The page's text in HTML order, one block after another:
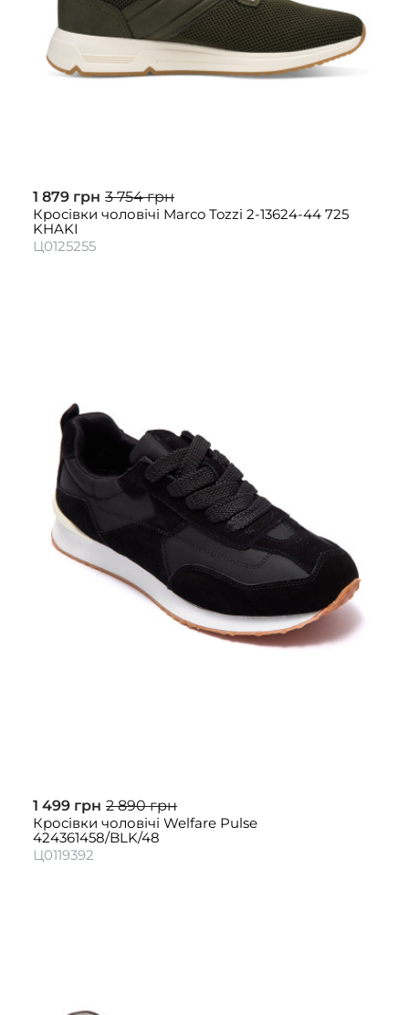
1 879 грн 3 754 грн
Кросівки чоловічі Marco Tozzi 2-13624-44 725
KHAKI
Ц0125255
1 499 грн 2 890 грн
Кросівки чоловічі Welfare Pulse
424361458/BLK/48
Ц0119392